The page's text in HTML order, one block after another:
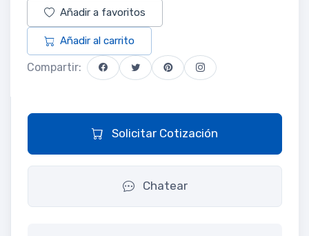
Añadir a favoritos
Añadir al carrito
Compartir:
Solicitar Cotización
Chatear